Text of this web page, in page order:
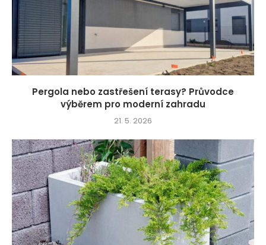
Pergola nebo zastřešení terasy? Průvodce
výběrem pro moderní zahradu
21. 5. 2026